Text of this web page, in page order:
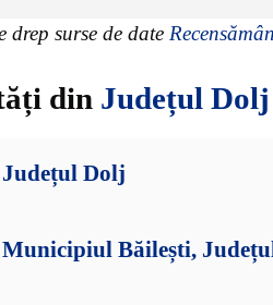
drep surse de date
din Județul Dolj
Dolj
Băilești,